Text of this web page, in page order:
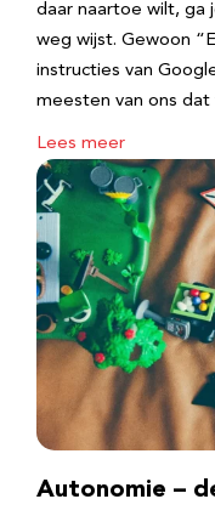
daar naartoe wilt, ga
weg wijst. Gewoon
instructies van
meesten van ons
Lees meer
Autonomie –